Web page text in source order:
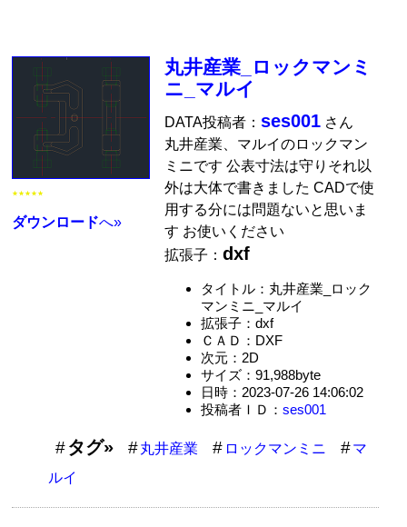
★★★★★
ダウンロードへ»
丸井産業_ロックマンミ
ニ_マルイ
DATA投稿者：ses001 さん
丸井産業、マルイのロックマン
ミニです 公表寸法は守りそれ以
外は大体で書きました CADで使
用する分には問題ないと思いま
す お使いください
拡張子：dxf
タイトル：丸井産業_ロック
マンミニ_マルイ
拡張子：dxf
ＣＡＤ：DXF
次元：2D
サイズ：91,988byte
日時：2023-07-26 14:06:02
投稿者ＩＤ： ses001
タグ» 丸井産業 ロックマンミニ
マ
ルイ